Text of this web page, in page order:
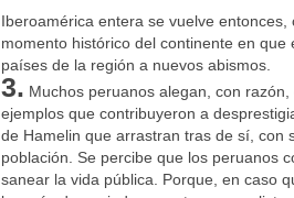
Iberoamérica entera se vuelve
momento histórico del continente en
países de la región a nuevos abismos.
3. Muchos peruanos alegan, con
ejemplos que contribuyeron a
de Hamelin que arrastran tras de sí, con
población. Se percibe que los peruanos
sanear la vida pública. Porque, en caso